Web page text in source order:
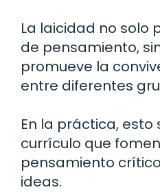
La laicidad no solo
de pensamiento,
promueve la
entre diferentes
En la práctica, esto
currículo que
pensamiento
ideas.